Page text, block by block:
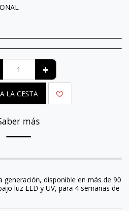
LA CESTA
más
generación, disponible en más de 90
luz LED y UV, para 4 semanas de